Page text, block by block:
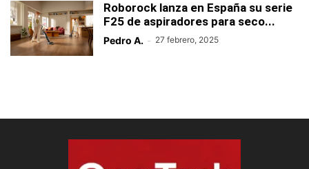
Roborock lanza en España su serie
F25 de aspiradores para seco...
Pedro A. - 27 febrero, 2025